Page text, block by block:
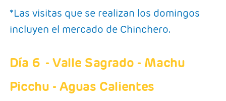
*Las visitas que se realizan los domingos
incluyen el mercado de Chinchero.
Día 6 - Valle Sagrado - Machu
Picchu - Aguas Calientes